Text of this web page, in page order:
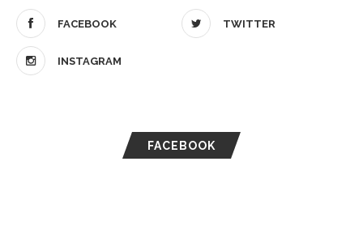
FACEBOOK TWITTER
INSTAGRAM
FACEBOOK